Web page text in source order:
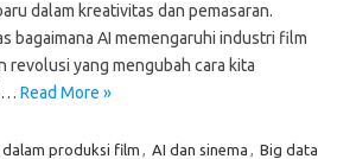
dalam kreativitas dan pemasaran.
bagaimana AI memengaruhi industri film
revolusi yang mengubah cara kita
Read More »
dalam produksi film , AI dan sinema , Big data